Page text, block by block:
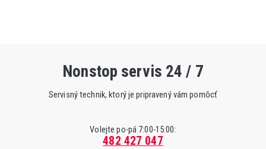
Nonstop servis 24 / 7
Servisný technik, ktorý je pripravený vám pomôcť
Volejte po-pá 7:00-15:00:
482 427 047